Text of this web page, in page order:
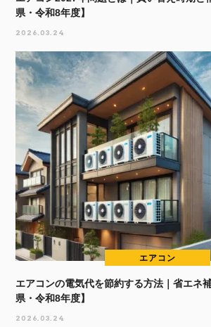
県・令和8年度】
2026.03.24
エアコン
エアコンの電気代を節約する方法｜省エネ
県・令和8年度】
2026.03.24